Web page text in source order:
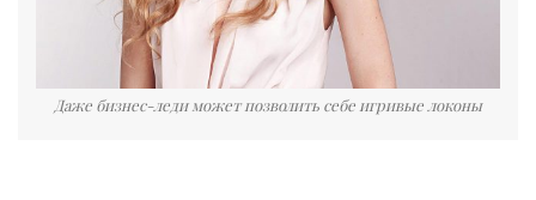
Даже бизнес-леди может позволить себе игривые локоны